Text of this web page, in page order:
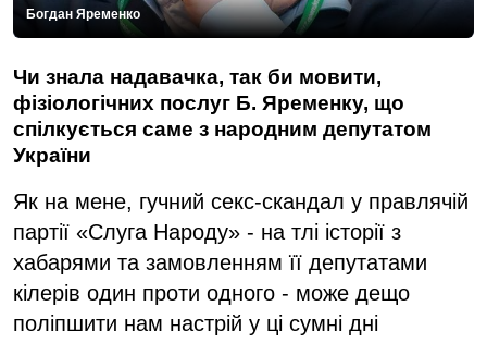
Богдан Яременко
Чи знала надавачка, так би мовити,
фізіологічних послуг Б. Яременку, що
спілкується саме з народним депутатом
України
Як на мене, гучний секс-скандал у правлячій
партії «Слуга Народу» - на тлі історії з
хабарями та замовленням її депутатами
кілерів один проти одного - може дещо
поліпшити нам настрій у ці сумні дні